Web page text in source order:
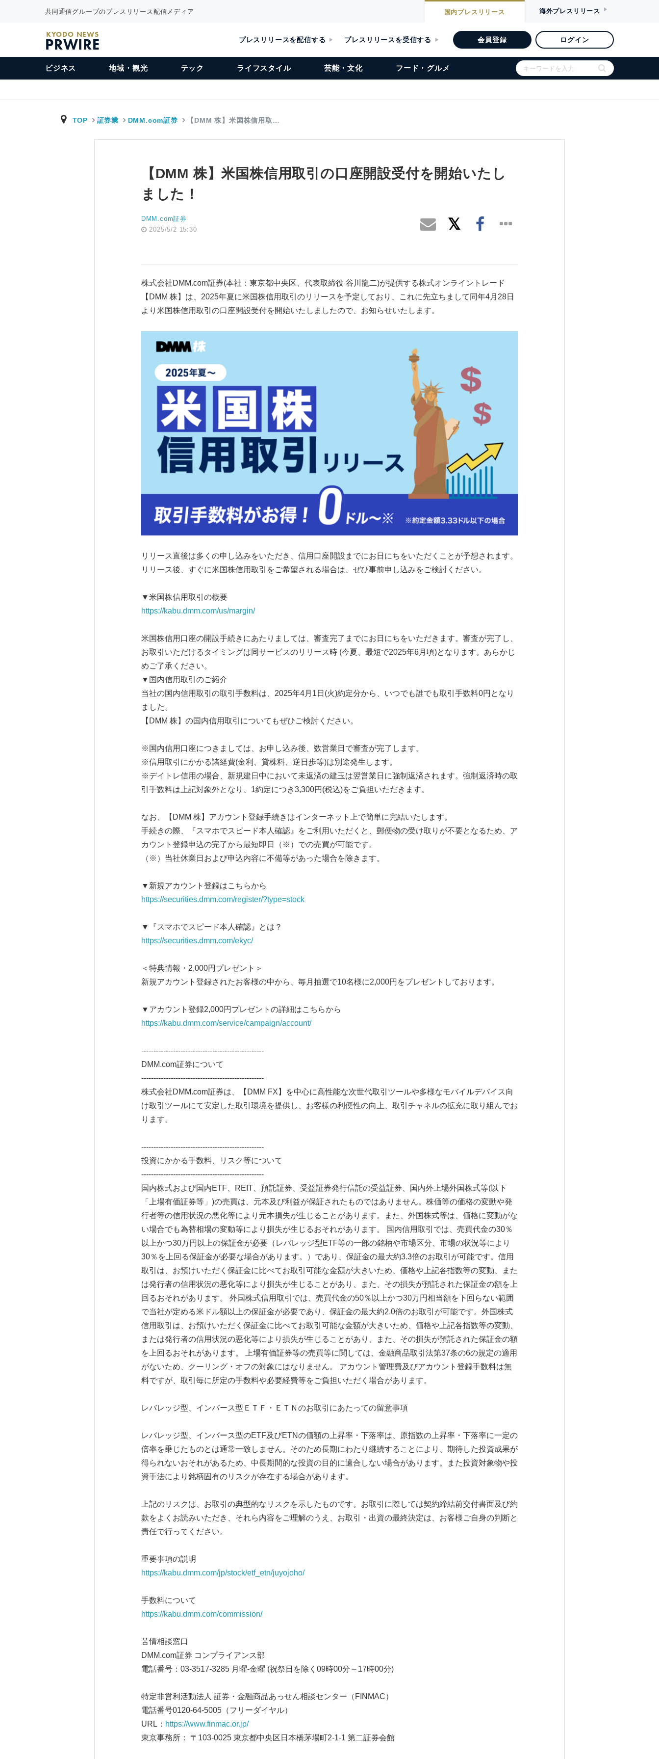
共同通信グループのプレスリリース配信メディア 国内プレスリリース 海外プレスリリース
KYODO NEWS
PRWIRE プレスリリースを配信する プレスリリースを受信する 会員登録 ログイン
ビジネス 地域・観光 テック ライフスタイル 芸能・文化 フード・グルメ
TOP 証券業 DMM.com証券 【DMM 株】米国株信用取…
【DMM 株】米国株信用取引の口座開設受付を開始いたし
ました！
DMM.com証券
2025/5/2 15:30
株式会社DMM.com証券(本社：東京都中央区、代表取締役 谷川龍二)が提供する株式オンライントレード
【DMM 株】は、2025年夏に米国株信用取引のリリースを予定しており、これに先立ちまして同年4月28日
より米国株信用取引の口座開設受付を開始いたしましたので、お知らせいたします。
リリース直後は多くの申し込みをいただき、信用口座開設までにお日にちをいただくことが予想されます。
リリース後、すぐに米国株信用取引をご希望される場合は、ぜひ事前申し込みをご検討ください。
▼米国株信用取引の概要
https://kabu.dmm.com/us/margin/
米国株信用口座の開設手続きにあたりましては、審査完了までにお日にちをいただきます。審査が完了し、
お取引いただけるタイミングは同サービスのリリース時 (今夏、最短で2025年6月頃)となります。あらかじ
めご了承ください。
▼国内信用取引のご紹介
当社の国内信用取引の取引手数料は、2025年4月1日(火)約定分から、いつでも誰でも取引手数料0円となり
ました。
【DMM 株】の国内信用取引についてもぜひご検討ください。
※国内信用口座につきましては、お申し込み後、数営業日で審査が完了します。
※信用取引にかかる諸経費(金利、貸株料、逆日歩等)は別途発生します。
※デイトレ信用の場合、新規建日中において未返済の建玉は翌営業日に強制返済されます。強制返済時の取
引手数料は上記対象外となり、1約定につき3,300円(税込)をご負担いただきます。
なお、【DMM 株】アカウント登録手続きはインターネット上で簡単に完結いたします。
手続きの際、『スマホでスピード本人確認』をご利用いただくと、郵便物の受け取りが不要となるため、ア
カウント登録申込の完了から最短即日（※）での売買が可能です。
（※）当社休業日および申込内容に不備等があった場合を除きます。
▼新規アカウント登録はこちらから
https://securities.dmm.com/register/?type=stock
▼『スマホでスピード本人確認』とは？
https://securities.dmm.com/ekyc/
＜特典情報・2,000円プレゼント＞
新規アカウント登録されたお客様の中から、毎月抽選で10名様に2,000円をプレゼントしております。
▼アカウント登録2,000円プレゼントの詳細はこちらから
https://kabu.dmm.com/service/campaign/account/
--------------------------------------------------
DMM.com証券について
--------------------------------------------------
株式会社DMM.com証券は、【DMM FX】を中心に高性能な次世代取引ツールや多様なモバイルデバイス向
け取引ツールにて安定した取引環境を提供し、お客様の利便性の向上、取引チャネルの拡充に取り組んでお
ります。
--------------------------------------------------
投資にかかる手数料、リスク等について
--------------------------------------------------
国内株式および国内ETF、REIT、預託証券、受益証券発行信託の受益証券、国内外上場外国株式等(以下
「上場有価証券等」)の売買は、元本及び利益が保証されたものではありません。株価等の価格の変動や発
行者等の信用状況の悪化等により元本損失が生じることがあります。また、外国株式等は、価格に変動がな
い場合でも為替相場の変動等により損失が生じるおそれがあります。 国内信用取引では、売買代金の30％
以上かつ30万円以上の保証金が必要（レバレッジ型ETF等の一部の銘柄や市場区分、市場の状況等により
30％を上回る保証金が必要な場合があります。）であり、保証金の最大約3.3倍のお取引が可能です。信用
取引は、お預けいただく保証金に比べてお取引可能な金額が大きいため、価格や上記各指数等の変動、また
は発行者の信用状況の悪化等により損失が生じることがあり、また、その損失が預託された保証金の額を上
回るおそれがあります。 外国株式信用取引では、売買代金の50％以上かつ30万円相当額を下回らない範囲
で当社が定める米ドル額以上の保証金が必要であり、保証金の最大約2.0倍のお取引が可能です。外国株式
信用取引は、お預けいただく保証金に比べてお取引可能な金額が大きいため、価格や上記各指数等の変動、
または発行者の信用状況の悪化等により損失が生じることがあり、また、その損失が預託された保証金の額
を上回るおそれがあります。 上場有価証券等の売買等に関しては、金融商品取引法第37条の6の規定の適用
がないため、クーリング・オフの対象にはなりません。 アカウント管理費及びアカウント登録手数料は無
料ですが、取引毎に所定の手数料や必要経費等をご負担いただく場合があります。
レバレッジ型、インバース型ＥＴＦ・ＥＴＮのお取引にあたっての留意事項
レバレッジ型、インバース型のETF及びETNの価額の上昇率・下落率は、原指数の上昇率・下落率に一定の
倍率を乗じたものとは通常一致しません。そのため長期にわたり継続することにより、期待した投資成果が
得られないおそれがあるため、中長期間的な投資の目的に適合しない場合があります。また投資対象物や投
資手法により銘柄固有のリスクが存在する場合があります。
上記のリスクは、お取引の典型的なリスクを示したものです。お取引に際しては契約締結前交付書面及び約
款をよくお読みいただき、それら内容をご理解のうえ、お取引・出資の最終決定は、お客様ご自身の判断と
責任で行ってください。
重要事項の説明
https://kabu.dmm.com/jp/stock/etf_etn/juyojoho/
手数料について
https://kabu.dmm.com/commission/
苦情相談窓口
DMM.com証券 コンプライアンス部
電話番号：03-3517-3285 月曜-金曜 (祝祭日を除く09時00分～17時00分)
特定非営利活動法人 証券・金融商品あっせん相談センター（FINMAC）
電話番号0120-64-5005（フリーダイヤル）
URL： https://www.finmac.or.jp/
東京事務所： 〒103-0025 東京都中央区日本橋茅場町2-1-1 第二証券会館
Japanese